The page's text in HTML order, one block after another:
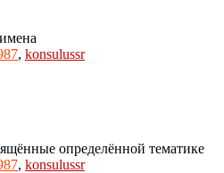
, konsulussr
определённой тематике
, konsulussr